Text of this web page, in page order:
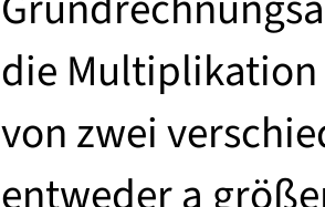
die Multiplikation
von zwei